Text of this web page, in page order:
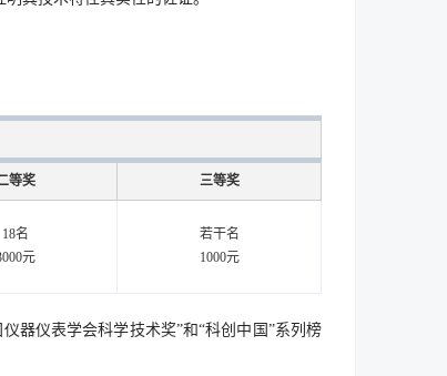
等奖 三等奖
18名
元
若干名
1000元
器仪表学会科学技术奖”和“科创中国”系列榜